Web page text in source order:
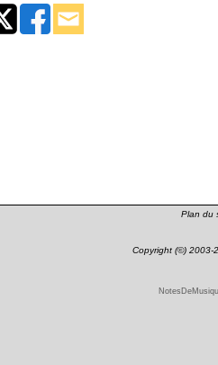
Plan du
Copyright (©) 2003-